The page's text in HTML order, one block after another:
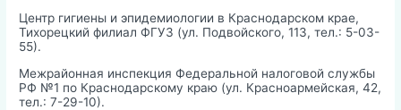
Центр гигиены и эпидемиологии в Краснодарском крае,
Тихорецкий филиал ФГУЗ (ул. Подвойского, 113, тел.: 5-03-
55).
Межрайонная инспекция Федеральной налоговой службы
РФ №1 по Краснодарскому краю (ул. Красноармейская, 42,
тел.: 7-29-10).